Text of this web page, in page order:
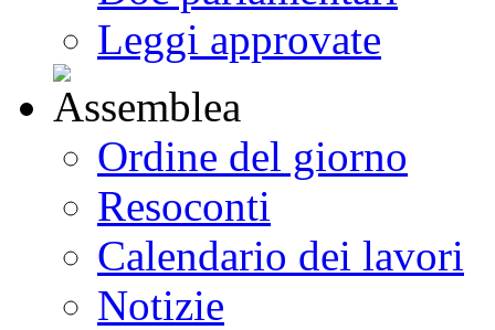
Leggi approvate
Ordine del giorno
Resoconti
Calendario dei lavori
Notizie